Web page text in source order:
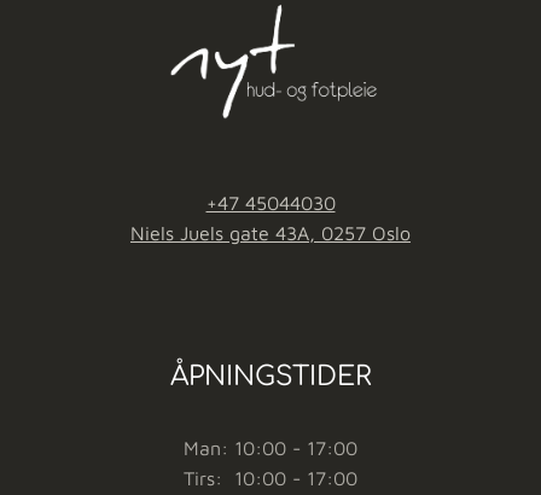
+47 45044030
Niels Juels gate 43A, 0257 Oslo
ÅPNINGSTIDER
Man: 10:00 - 17:00
Tirs: 10:00 - 17:00